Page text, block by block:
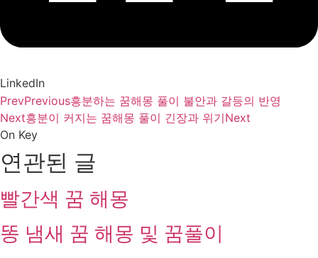
LinkedIn
PrevPrevious흥분하는 꿈해몽 풀이 불안과 갈등의 반영
Next흥분이 커지는 꿈해몽 풀이 긴장과 위기Next
On Key
연관된 글
빨간색 꿈 해몽
똥 냄새 꿈 해몽 및 꿈풀이